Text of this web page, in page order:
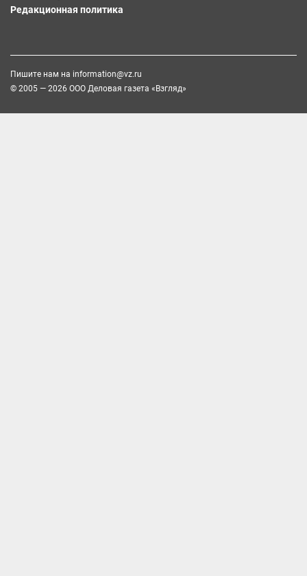
Редакционная политика
Пишите нам на information@vz.ru
© 2005 — 2026 ООО Деловая газета «Взгляд»